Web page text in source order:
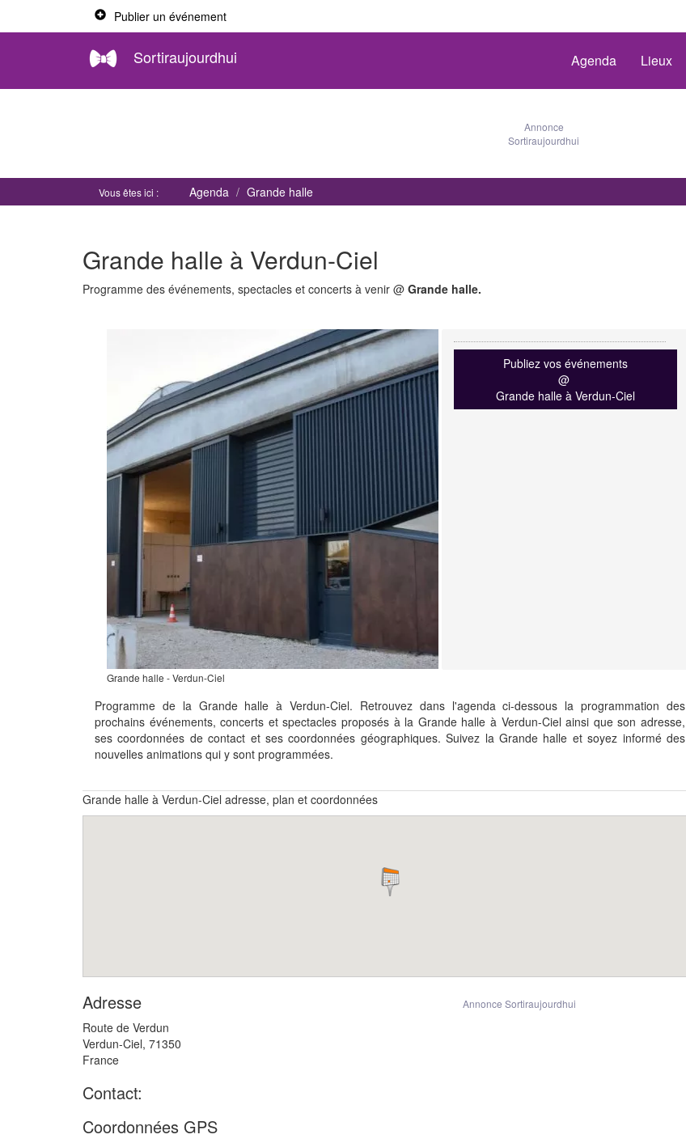
Publier un événement
Sortiraujourdhui Agenda Lieux
Annonce
Sortiraujourdhui
Vous êtes ici : Agenda Grande halle
Grande halle à Verdun-Ciel
Programme des événements, spectacles et concerts à venir @ Grande halle.
Grande halle - Verdun-Ciel
Publiez vos événements
@
Grande halle à Verdun-Ciel
Programme de la Grande halle à Verdun-Ciel. Retrouvez dans l'agenda ci-dessous la programmation des
prochains événements, concerts et spectacles proposés à la Grande halle à Verdun-Ciel ainsi que son adresse,
ses coordonnées de contact et ses coordonnées géographiques. Suivez la Grande halle et soyez informé des
nouvelles animations qui y sont programmées.
Grande halle à Verdun-Ciel adresse, plan et coordonnées
Annonce Sortiraujourdhui
Adresse
Route de Verdun
Verdun-Ciel, 71350
France
Contact:
Coordonnées GPS